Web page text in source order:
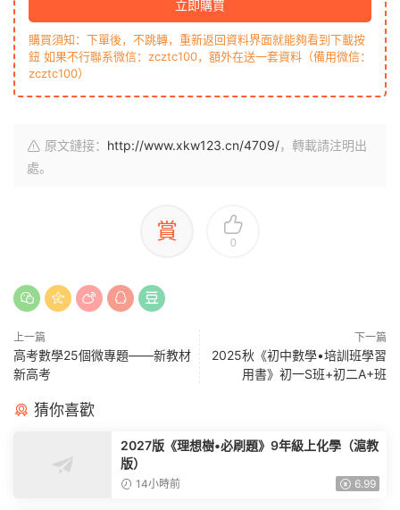
立即購買
購買須知：下單後，不跳轉，重新返回資料界面就能夠看到下載按
鈕 如果不行聯系微信：zcztc100，額外在送一套資料（備用微信：
zcztc100）
原文鏈接： http://www.xkw123.cn/4709/，轉載請注明出
處。
賞 0
上一篇
高考數學25個微專題——新教材
新高考
下一篇
2025秋《初中數學•培訓班學習
用書》初一S班+初二A+班
猜你喜歡
2027版《理想樹•必刷題》9年級上化學（滬教
版）
14小時前 6.99